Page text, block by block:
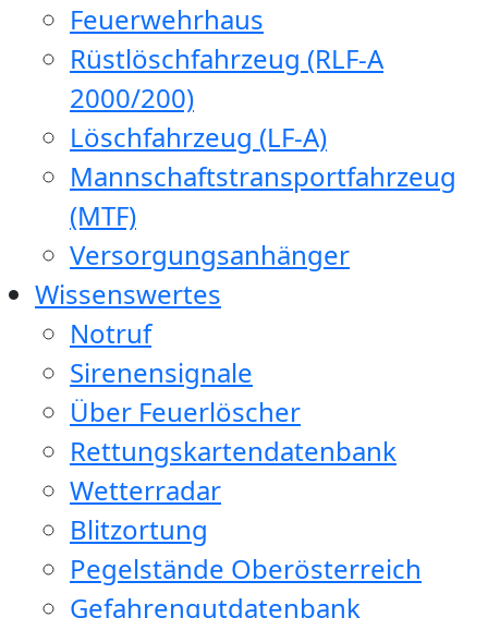
Feuerwehrhaus
Rüstlöschfahrzeug (RLF-A
2000/200)
Löschfahrzeug (LF-A)
Mannschaftstransportfahrzeug
(MTF)
Versorgungsanhänger
Wissenswertes
Notruf
Sirenensignale
Über Feuerlöscher
Rettungskartendatenbank
Wetterradar
Blitzortung
Pegelstände Oberösterreich
Gefahrengutdatenbank